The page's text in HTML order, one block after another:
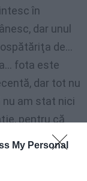
My Personal
în
dar unul
de…
fota este
dar tot nu
nu am stat nici
pentru că
să scap mai
ruşine… de